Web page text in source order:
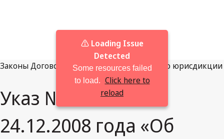
ЗаконыДоговоры РешенияПросмотреть по юрисдикции
Указ № 4835 от
24.12.2008 года «Об
⚠️ Loading Issue
Detected
Some resources failed
to load. Click here to
reload